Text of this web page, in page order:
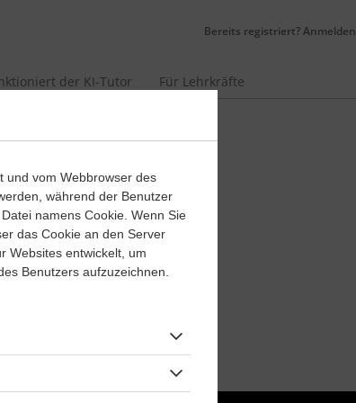
Bereits registriert? Anmelden
der KI-Tutor Für Lehrkräfte
und vom Webbrowser des
während der Benutzer
namens Cookie. Wenn Sie
das Cookie an den Server
Websites entwickelt, um
Benutzers aufzuzeichnen.